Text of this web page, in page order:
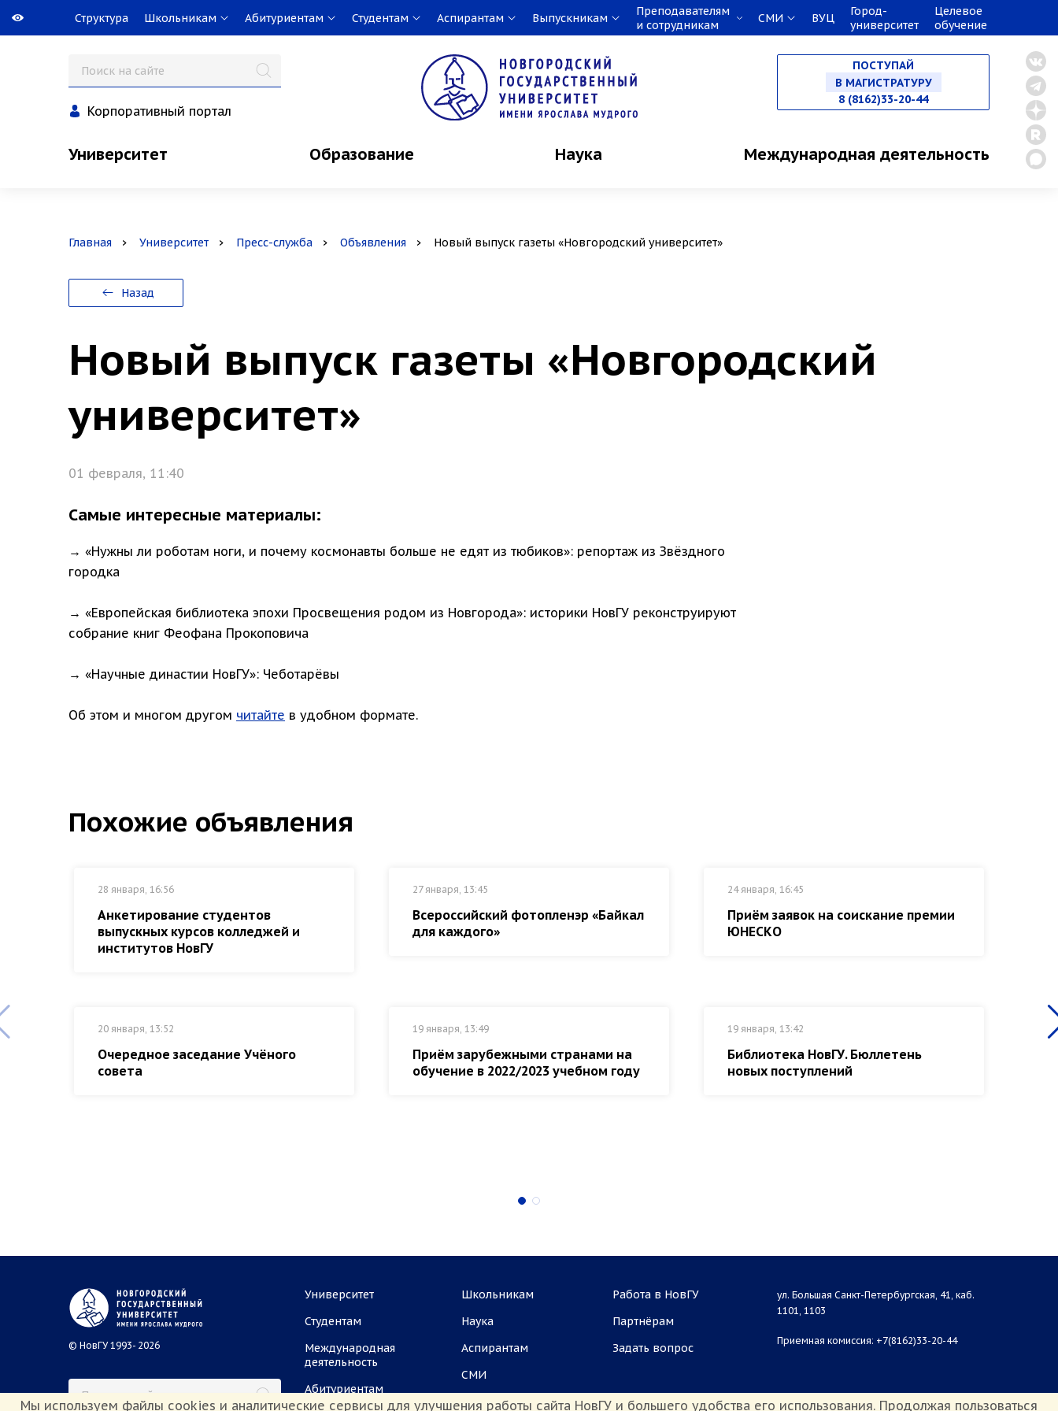
Структура Школьникам Абитуриентам Студентам Аспирантам Выпускникам
Преподавателям
и сотрудникам
СМИ ВУЦ
Город-
университет
Целевое
обучение
Корпоративный портал
ПОСТУПАЙ
НА СПЕЦИАЛИТЕТ
В МАГИСТРАТУРУ
8 (8162)33-20-44
Университет Образование Наука Международная деятельность
Главная Университет Пресс-служба Объявления Новый выпуск газеты «Новгородский университет»
Назад
Новый выпуск газеты «Новгородский
университет»
01 февраля, 11:40
Самые интересные материалы:
→ «Нужны ли роботам ноги, и почему космонавты больше не едят из тюбиков»: репортаж из Звёздного
городка
→ «Европейская библиотека эпохи Просвещения родом из Новгорода»: историки НовГУ реконструируют
собрание книг Феофана Прокоповича
→ «Научные династии НовГУ»: Чеботарёвы
Об этом и многом другом читайте в удобном формате.
Похожие объявления
28 января, 16:56
Анкетирование студентов
выпускных курсов колледжей и
институтов НовГУ
27 января, 13:45
Всероссийский фотопленэр «Байкал
для каждого»
24 января, 16:45
Приём заявок на соискание премии
ЮНЕСКО
20 января, 13:52
Очередное заседание Учёного
совета
19 января, 13:49
Приём зарубежными странами на
обучение в 2022/2023 учебном году
19 января, 13:42
Библиотека НовГУ. Бюллетень
новых поступлений
© НовГУ 1993- 2026
Университет
Студентам
Международная
деятельность
Абитуриентам
Школьникам
Наука
Аспирантам
СМИ
Работа в НовГУ
Партнёрам
Задать вопрос
ул. Большая Санкт-Петербургская, 41, каб.
1101, 1103
Приемная комиссия: +7(8162)33-20-44
Мы используем файлы cookies и аналитические сервисы для улучшения работы сайта НовГУ и большего удобства его использования. Продолжая пользоваться